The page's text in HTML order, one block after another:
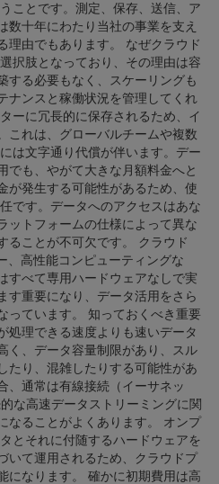
ことです。測定、保存、送信、ア
十年にわたり当社の事業を支え
理由でもあります。 なぜクラウド
択肢となっており、その理由は容
する必要もなく、スケーリングも
ナンスと稼働状況を管理してくれ
ーに冗長的に保存されるため、イ
これは、グローバルチームや複数
は文字通り代償が伴います。デー
でも、やがて大きな月額料金へと
が発生する可能性があるため、使
です。データへのアクセスはあな
ットフォームの仕様によって異な
ることが不可欠です。 クラウド
、高性能コンピューティングな
すべて専用ハードウェアなしで実
す重要になり、データ活用をさら
っています。 知っておくべき重要
処理できる速度よりも速いデータ
く、データ容量制限があり、スル
たり、混雑したりする可能性があ
、通常は有線接続（イーサネッ
な高速データストリーミングに関
なることがよくあります。 オンプ
とそれに付随するハードウェアを
いて運用されるため、クラウドプ
になります。 確かに初期費用は高